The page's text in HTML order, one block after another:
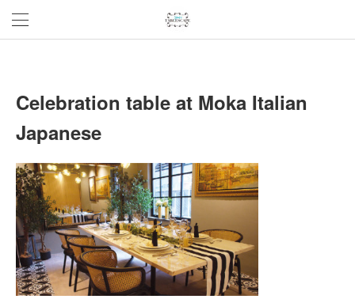
Celebration table at Moka Italian
Japanese